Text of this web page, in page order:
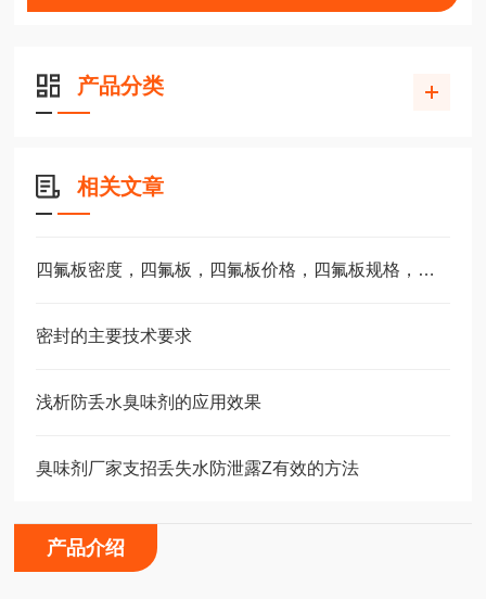
产品分类
相关文章
四氟板密度，四氟板，四氟板价格，四氟板规格，四氟板比重
密封的主要技术要求
浅析防丢水臭味剂的应用效果
臭味剂厂家支招丢失水防泄露Z有效的方法
产品介绍